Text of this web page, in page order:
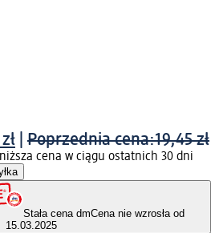
Poprzednia cena:19,45 zł
cena w ciągu ostatnich 30 dni
Stała cena dmCena nie wzrosła od
15.03.2025